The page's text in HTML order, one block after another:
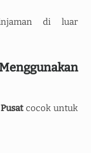
di luar
cocok untuk